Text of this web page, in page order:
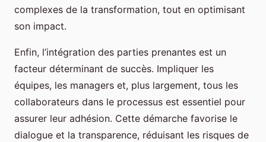
complexes de la transformation, tout en optimisant
son impact.
Enfin, l’intégration des parties prenantes est un
facteur déterminant de succès. Impliquer les
équipes, les managers et, plus largement, tous les
collaborateurs dans le processus est essentiel pour
assurer leur adhésion. Cette démarche favorise le
dialogue et la transparence, réduisant les risques de